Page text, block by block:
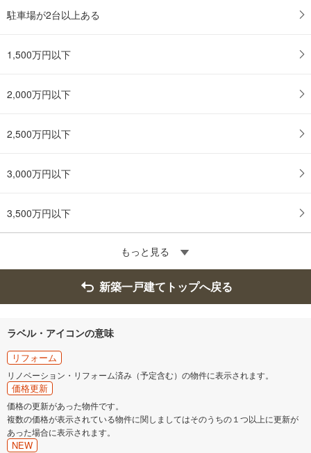
駐車場が2台以上ある
1,500万円以下
2,000万円以下
2,500万円以下
3,000万円以下
3,500万円以下
もっと見る
新築一戸建てトップへ戻る
ラベル・アイコンの意味
リフォーム
リノベーション・リフォーム済み（予定含む）の物件に表示されます。
価格更新
価格の更新があった物件です。
複数の価格が表示されている物件に関しましてはそのうちの１つ以上に更新が
あった場合に表示されます。
NEW